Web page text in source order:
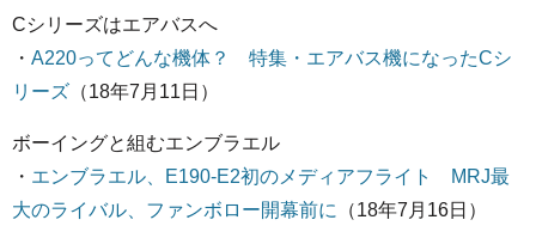
Cシリーズはエアバスへ
・ A220ってどんな機体？ 特集・エアバス機になったCシ
リーズ （18年7月11日）
ボーイングと組むエンブラエル
・ エンブラエル、E190-E2初のメディアフライト MRJ最
大のライバル、ファンボロー開幕前に
（18年7月16日）